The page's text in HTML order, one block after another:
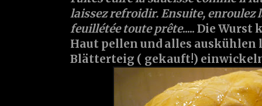
laissez refroidir. Ensuite, enroulez
feuillétée toute prête..... Die Wurst
Haut pellen und alles auskühlen
Blätterteig ( gekauft!)